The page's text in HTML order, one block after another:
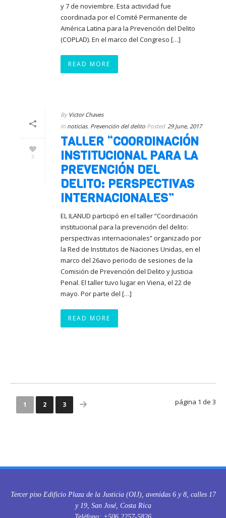
y 7 de noviembre. Esta actividad fue
coordinada por el Comité Permanente de
América Latina para la Prevención del Delito
(COPLAD). En el marco del Congreso […]
READ MORE
3
By Victor Chaves
In noticias, Prevención del delito Posted 29 June, 2017
TALLER “COORDINACIÓN
INSTITUCIONAL PARA LA
PREVENCIÓN DEL
DELITO: PERSPECTIVAS
INTERNACIONALES”
EL ILANUD participó en el taller “Coordinación
institucional para la prevención del delito:
perspectivas internacionales” organizado por
la Red de Institutos de Naciones Unidas, en el
marco del 26avo periodo de sesiones de la
Comisión de Prevención del Delito y Justicia
Penal. El taller tuvo lugar en Viena, el 22 de
mayo. Por parte del […]
READ MORE
1 2 3 página 1 de 3
Tercer piso Edificio Plaza de la Justicia (OIJ), avenidas 6 y 8, calles 17
y 19, San José, Costa Rica